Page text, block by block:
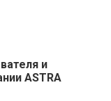
и
ASTRA